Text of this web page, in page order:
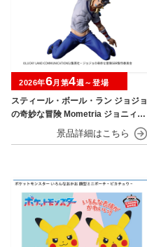
スティール・ボール・ラン ジョジョ
の奇妙な冒険 Mometria ジョニィ・
ジョースター
2026年6月第4週～登場